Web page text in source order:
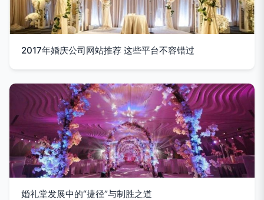
2017年婚庆公司网站推荐 这些平台不容错过
婚礼堂发展中的“捷径”与制胜之道